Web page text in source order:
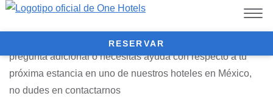
RESERVAR
más frecuentes sobre los hoteles one. Si tienes alguna
pregunta adicional o necesitas ayuda con respecto a tu
próxima estancia en uno de nuestros hoteles en México,
no dudes en contactarnos